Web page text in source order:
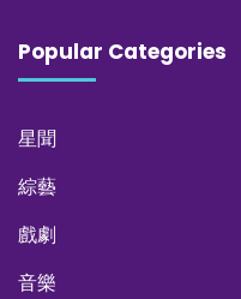
Popular Categories
星聞
綜藝
戲劇
音樂